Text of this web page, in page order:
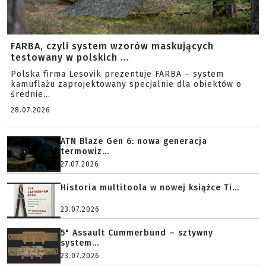
FARBA, czyli system wzorów maskujących
testowany w polskich ...
Polska firma Lesovik prezentuje FARBA – system
kamuflażu zaprojektowany specjalnie dla obiektów o
średnie...
28.07.2026
ATN Blaze Gen 6: nowa generacja
termowiz...
27.07.2026
Historia multitoola w nowej książce Ti...
23.07.2026
5" Assault Cummerbund – sztywny
system...
23.07.2026